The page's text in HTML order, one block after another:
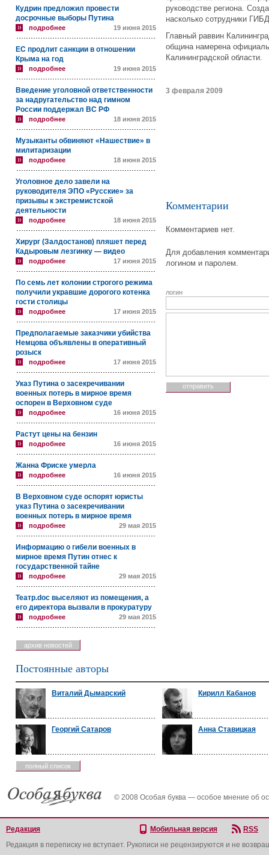
Кудрин предложил провести
досрочные выборы Путина
подробнее 19 июня 2015
ЕС продлит санкции в отношении
Крыма на год
подробнее 19 июня 2015
Введение уголовной ответственности
за надругательство над гимном
России поддержал ВС РФ
подробнее 18 июня 2015
Музыканты обвиняют «Нашествие» в
милитаризации
подробнее 18 июня 2015
Уголовное дело завели на
руководителя ЭПО «Русские» за
призывы к экстремистской
деятельности
подробнее 18 июня 2015
Хирург (Залдостанов) пляшет перед
Кадыровым лезгинку — видео
подробнее 17 июня 2015
По семь лет колонии строгого режима
получили укравшие дорогого котенка
гости столицы
подробнее 17 июня 2015
Предполагаемые заказчики убийства
Немцова объявлены в оперативный
розыск
подробнее 17 июня 2015
Указ Путина о засекречивании
военных потерь в мирное время
оспорен в Верховном суде
подробнее 16 июня 2015
Растут цены на бензин
подробнее 16 июня 2015
Жанна Фриске умерла
подробнее 16 июня 2015
В Верховном суде оспорят юристы
указ Путина о засекречивании
военных потерь в мирное время
подробнее 29 мая 2015
Информацию о гибели военных в
мирное время Путин отнес к
государственной тайне
подробнее 29 мая 2015
Театр.doc выселяют из помещения, а
его директора вызвали в прокуратуру
подробнее 29 мая 2015
архив новостей
руководстве региона.
насколько сотрудники
Главный раввин
община намерена
Калининградской области.
3 февраля 2009
Комментарии
Комментариев нет.
Для добавления
логином и паролем.
логин
Постоянные авторы
Виталий Дымарский Кирилл Кабанов
Георгий Сатаров Анна Ставицкая
полный список
© 2008 Особая буква — особое мнение об
Редакция Мобильная версия
RSS
Редакция в переписку не вступает. Рукописи не рецензируются и не